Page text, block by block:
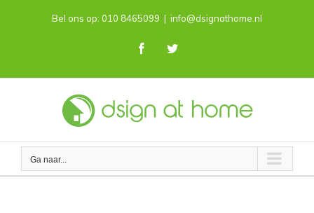
Bel ons op: 010 8465099 | info@dsignathome.nl
FacebookTwitter
Ga naar...